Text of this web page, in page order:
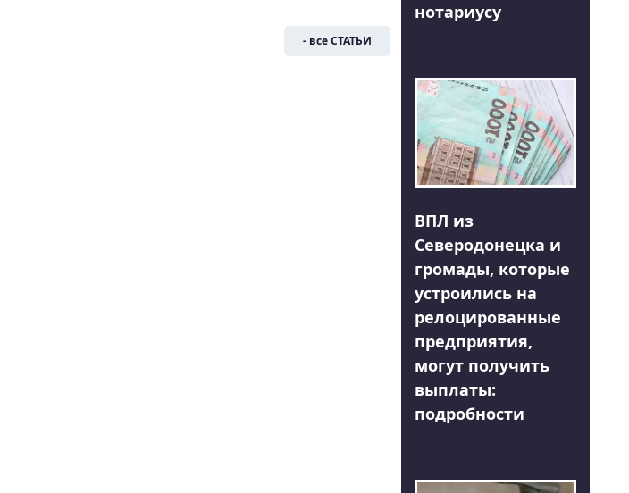
- все СТАТЬИ
нотариусу
ВПЛ из
Северодонецка и
громады, которые
устроились на
релоцированные
предприятия,
могут получить
выплаты:
подробности